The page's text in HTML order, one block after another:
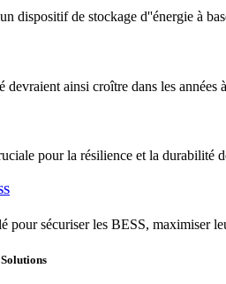
dispositif de stockage d''énergie à
devraient ainsi croître dans les années
pour la résilience et la durabilité
pour sécuriser les BESS, maximiser